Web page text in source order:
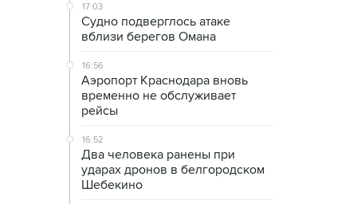
17:03
Судно подверглось атаке
вблизи берегов Омана
16:56
Аэропорт Краснодара вновь
временно не обслуживает
рейсы
16:52
Два человека ранены при
ударах дронов в белгородском
Шебекино